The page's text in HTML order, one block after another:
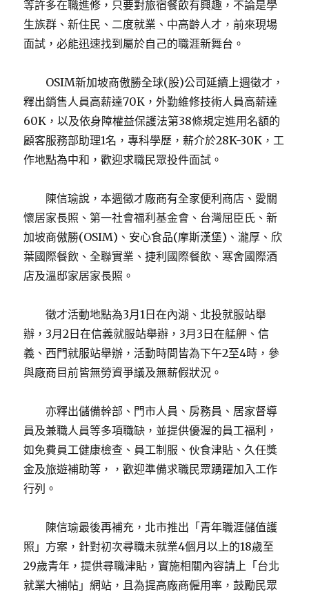
等許多在職進修，只要對旅宿餐飲有興趣，不論是學
生族群、新住民、二度就業、中高齡人才，前來現場
面試，必能迅速找到屬於自己的職涯新舞台。
OSIM新加坡商傲勝全球(股)公司延續上週徵才，
釋出銷售人員高薪達70K，外勤維修技術人員高薪達
60K，以及依身障權益保護法第38條規定進用名額的
顧客服務部助理1名，專科學歷，薪介於28K-30K，工
作地點為中和，歡迎求職民眾投件面試。
陳信瑜說，本週徵才廠商有全家便利商店、愛關
懷居家長照、第一社會福利基金會、台灣屈臣氏、新
加坡商傲勝(OSIM)、安心食品(摩斯漢堡)、瀧厚、欣
葉國際餐飲、全聯實業、捷利國際餐飲、寒舍國際酒
店及溫邸家居家長照。
徵才活動地點為3月1日在內湖、北投就服站舉
辦，3月2日在信義就服站舉辦，3月3日在艋舺、信
義、西門就服站舉辦，活動時間皆為下午2至4時，參
與廠商目前皆無勞資爭議及無薪假狀況。
亦釋出儲備幹部、門市人員、房務員、居家督導
員及兼職人員等多項職缺，並提供優渥的員工福利，
如免費員工健康檢查、員工制服、伙食津貼、久任獎
金及旅遊補助等，，歡迎準備求職民眾踴躍加入工作
行列。
陳信瑜最後再補充，北市推出「青年職涯儲值護
照」方案，針對初次尋職未就業4個月以上的18歲至
29歲青年，提供尋職津貼，實施相關內容請上「台北
就業大補帖」網站，且為提高廠商僱用率，鼓勵民眾